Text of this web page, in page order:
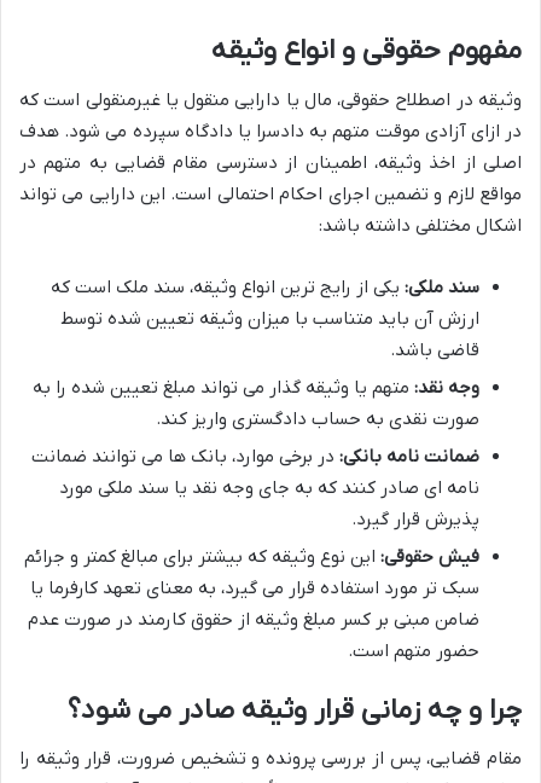
مفهوم حقوقی و انواع وثیقه
وثیقه در اصطلاح حقوقی، مال یا دارایی منقول یا غیرمنقولی است که
در ازای آزادی موقت متهم به دادسرا یا دادگاه سپرده می شود. هدف
اصلی از اخذ وثیقه، اطمینان از دسترسی مقام قضایی به متهم در
مواقع لازم و تضمین اجرای احکام احتمالی است. این دارایی می تواند
اشکال مختلفی داشته باشد:
سند ملکی: یکی از رایج ترین انواع وثیقه، سند ملک است که
ارزش آن باید متناسب با میزان وثیقه تعیین شده توسط
قاضی باشد.
وجه نقد: متهم یا وثیقه گذار می تواند مبلغ تعیین شده را به
صورت نقدی به حساب دادگستری واریز کند.
ضمانت نامه بانکی: در برخی موارد، بانک ها می توانند ضمانت
نامه ای صادر کنند که به جای وجه نقد یا سند ملکی مورد
پذیرش قرار گیرد.
فیش حقوقی: این نوع وثیقه که بیشتر برای مبالغ کمتر و جرائم
سبک تر مورد استفاده قرار می گیرد، به معنای تعهد کارفرما یا
ضامن مبنی بر کسر مبلغ وثیقه از حقوق کارمند در صورت عدم
حضور متهم است.
چرا و چه زمانی قرار وثیقه صادر می شود؟
مقام قضایی، پس از بررسی پرونده و تشخیص ضرورت، قرار وثیقه را